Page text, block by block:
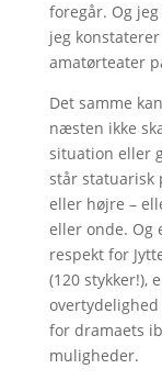
foregår. Og
jeg
amatørteater
Det samme
næsten ikke
situation eller
står statuarisk
eller højre –
eller onde. Og
respekt for
(120 stykker!),
overtydelighed
for dramaets
muligheder.